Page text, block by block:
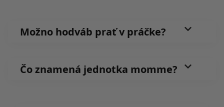
Možno hodváb prať v práčke?
Čo znamená jednotka momme?